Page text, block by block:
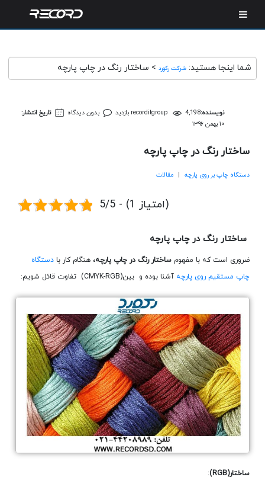
شما اینجا هستید: شرکت رکورد > ساختار رنگ در چاپ پارچه
نویسنده: recorditgroup 4,198 بازدید بدون دیدگاه
تاریخ انتشار:
۱۰ بهمن ۱۳۹۶
ساختار رنگ در چاپ پارچه
دستگاه چاپ بر روی پارچه | مقالات
5/5 - (1 امتیاز)
ساختار رنگ در چاپ پارچه
ضروری است که با مفهومساختار رنگ در چاپ پارچه،هنگام کار با دستگاه
چاپ مستقیم روی پارچه آشنا بوده و بین(CMYK-RGB) تفاوت قائل شویم:
ساختار(RGB
)
: